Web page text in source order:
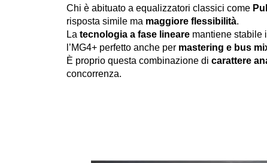
Chi è abituato a equalizzatori classici come
risposta simile ma maggiore flessibilità.
La tecnologia a fase lineare mantiene stabile
l’MG4+ perfetto anche per mastering e bus
È proprio questa combinazione di carattere
concorrenza.